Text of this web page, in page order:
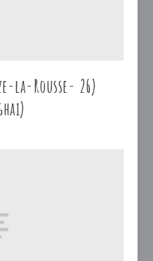
la-Rousse- 26)